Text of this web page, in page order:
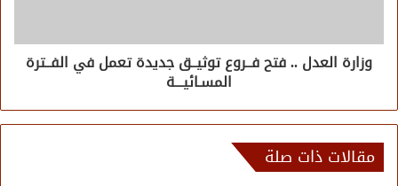
وزارة العدل .. فتح فــروع توثيــق جديدة تعمل في الفــترة
المسـائيـــة
مقالات ذات صلة